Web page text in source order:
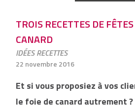
TROIS RECETTES DE
CANARD
IDÉES RECETTES
22 novembre 2016
Et si vous proposiez à vos
le foie de canard autrement